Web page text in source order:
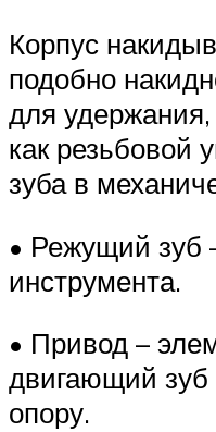
Корпус
подобно
для удержания,
как резьбовой
зуба в
• Режущий зуб
инструмента.
• Привод –
двигающий
опору.